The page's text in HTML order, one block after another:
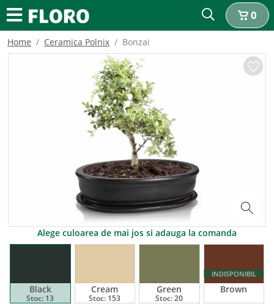
0
Home Ceramica Polnix Bonzai
Alege culoarea de mai jos si adauga la comanda
Black
Stoc: 13
Cream
Stoc: 153
Green
Stoc:20
Brown
INDISPONIBIL